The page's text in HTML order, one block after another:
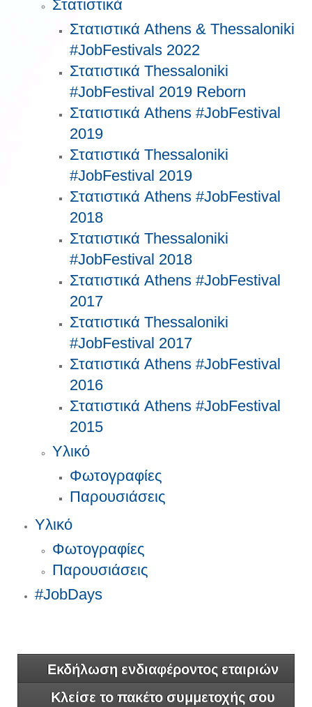
Στατιστικά
Στατιστικά Athens & Thessaloniki
#JobFestivals 2022
Στατιστικά Thessaloniki
#JobFestival 2019 Reborn
Στατιστικά Athens #JobFestival
2019
Στατιστικά Thessaloniki
#JobFestival 2019
Στατιστικά Athens #JobFestival
2018
Στατιστικά Thessaloniki
#JobFestival 2018
Στατιστικά Athens #JobFestival
2017
Στατιστικά Thessaloniki
#JobFestival 2017
Στατιστικά Athens #JobFestival
2016
Στατιστικά Athens #JobFestival
2015
Υλικό
Φωτογραφίες
Παρουσιάσεις
Υλικό
Φωτογραφίες
Παρουσιάσεις
#JobDays
Εκδήλωση ενδιαφέροντος εταιριών
Κλείσε το πακέτο συμμετοχής σου